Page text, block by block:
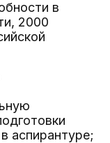
в
2000
аспирантуре;